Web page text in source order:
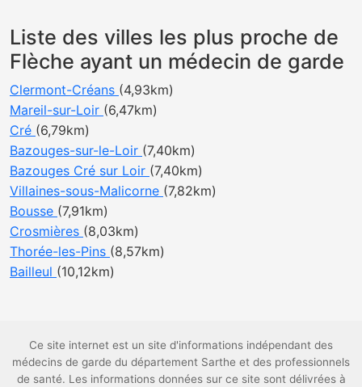
Liste des villes les plus proche de
Flèche ayant un médecin de garde
Clermont-Créans (4,93km)
Mareil-sur-Loir (6,47km)
Cré (6,79km)
Bazouges-sur-le-Loir (7,40km)
Bazouges Cré sur Loir (7,40km)
Villaines-sous-Malicorne (7,82km)
Bousse (7,91km)
Crosmières (8,03km)
Thorée-les-Pins (8,57km)
Bailleul (10,12km)
Ce site internet est un site d'informations indépendant des
médecins de garde du département Sarthe et des professionnels
de santé. Les informations données sur ce site sont délivrées à